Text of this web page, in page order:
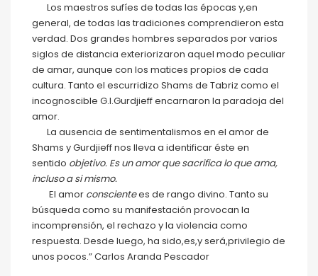
Los maestros sufíes de todas las épocas y,en
general, de todas las tradiciones comprendieron esta
verdad. Dos grandes hombres separados por varios
siglos de distancia exteriorizaron aquel modo peculiar
de amar, aunque con los matices propios de cada
cultura. Tanto el escurridizo Shams de Tabriz como el
incognoscible G.I.Gurdjieff encarnaron la paradoja del
amor.
La ausencia de sentimentalismos en el amor de
Shams y Gurdjieff nos lleva a identificar éste en
sentido objetivo. Es un amor que sacrifica lo que ama,
incluso a si mismo.
El amor conscientees de rango divino. Tanto su
búsqueda como su manifestación provocan la
incomprensión, el rechazo y la violencia como
respuesta. Desde luego, ha sido,es,y será,privilegio de
unos pocos.” Carlos Aranda Pescador